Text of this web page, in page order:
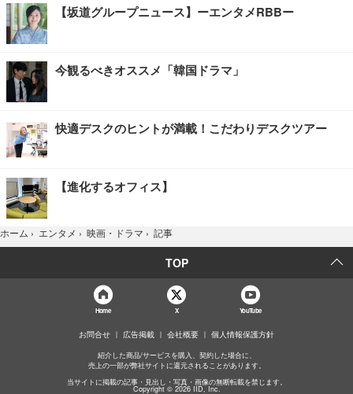
【坂道グループニュース】ーエンタメRBBー
今観るべきオススメ「韓国ドラマ」
快適デスクのヒントが満載！こだわりデスクツアー
【進化するオフィス】
ホーム › エンタメ › 映画・ドラマ › 記事
TOP
Home X YouTube
お問合せ 広告掲載 会社概要 個人情報保護方針
紹介した商品/サービスを購入、契約した場合に、
売上の一部が弊社サイトに還元されることがあります。
当サイトに掲載の記事・見出し・写真・画像の無断転載を禁じます。
Copyright © 2026 IID, Inc.